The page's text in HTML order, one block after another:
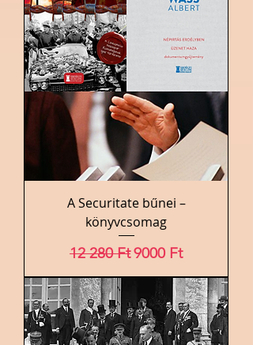
A Securitate bűnei –
könyvcsomag
Szokásos ár
12 280 FtAkciós ár
9000 Ft